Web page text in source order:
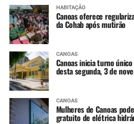
HABITAÇÃO
Canoas oferece
da Cohab após mutirão
CANOAS
Canoas inicia turno
desta segunda, 3 de
CANOAS
Mulheres de Canoas
gratuito de elétrica